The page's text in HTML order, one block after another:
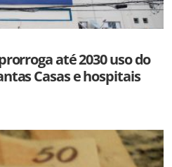
até 2030 uso do
Casas e hospitais